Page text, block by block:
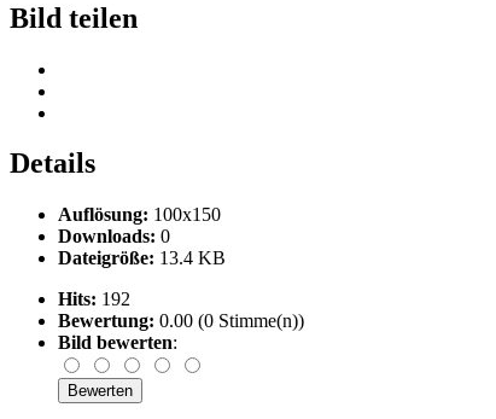
Bild teilen
Details
Auflösung: 100x150
Downloads: 0
Dateigröße: 13.4 KB
Hits: 192
Bewertung: 0.00 (0 Stimme(n))
Bild bewerten: